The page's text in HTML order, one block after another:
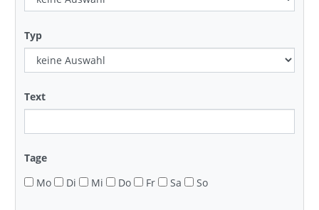
Typ
Text
Tage
Mo
Di Mi Do Fr Sa So